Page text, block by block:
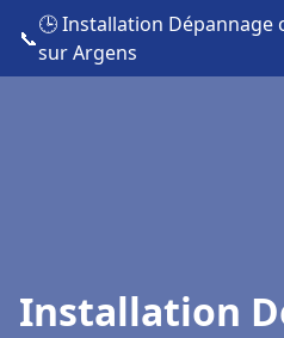
📞
🕒 Installation Dépannage
sur Argens
Installation